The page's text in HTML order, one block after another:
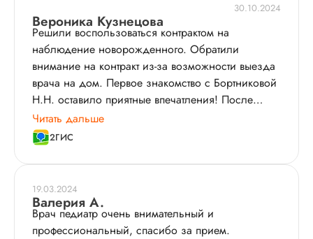
30.10.2024
Вероника Кузнецова
Решили воспользоваться контрактом на
наблюдение новорожденного. Обратили
внимание на контракт из-за возможности выезда
врача на дом. Первое знакомство с Бортниковой
Н.Н. оставило приятные впечатления! После
рождения сыночка продолжили наблюдаться у
неё уже по контракту. Очень удобно, что врач
может приехать домой, особенно в сезоны,
когда малышу легко простудиться.
Читать дальше
2ГИС
19.03.2024
Валерия А.
Врач педиатр очень внимательный и
профессиональный, спасибо за прием.